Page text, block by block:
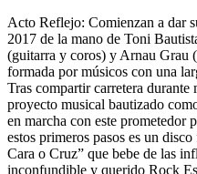
Acto Reflejo: Comienzan a dar
2017 de la mano de Toni
(guitarra y coros) y Arnau Grau
formada por músicos con una
Tras compartir carretera durante
proyecto musical bautizado
en marcha con este prometedor
estos primeros pasos es un
Cara o Cruz” que bebe de las
inconfundible y querido Rock